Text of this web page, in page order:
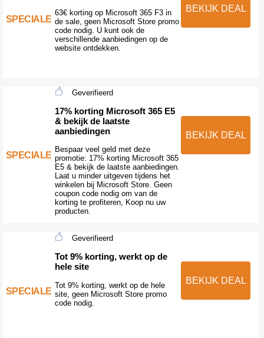
SPECIALE
63€ korting op Microsoft 365 F3 in
de sale, geen Microsoft Store promo
code nodig. U kunt ook de
verschillende aanbiedingen op de
website ontdekken.
BEKIJK DEAL
SPECIALE
Geverifieerd
17% korting Microsoft 365 E5
& bekijk de laatste
aanbiedingen
Bespaar veel geld met deze
promotie: 17% korting Microsoft 365
E5 & bekijk de laatste aanbiedingen.
Laat u minder uitgeven tijdens het
winkelen bij Microsoft Store. Geen
coupon code nodig om van de
korting te profiteren, Koop nu uw
producten.
BEKIJK DEAL
SPECIALE
Geverifieerd
Tot 9% korting, werkt op de
hele site
Tot 9% korting, werkt op de hele
site, geen Microsoft Store promo
code nodig.
BEKIJK DEAL